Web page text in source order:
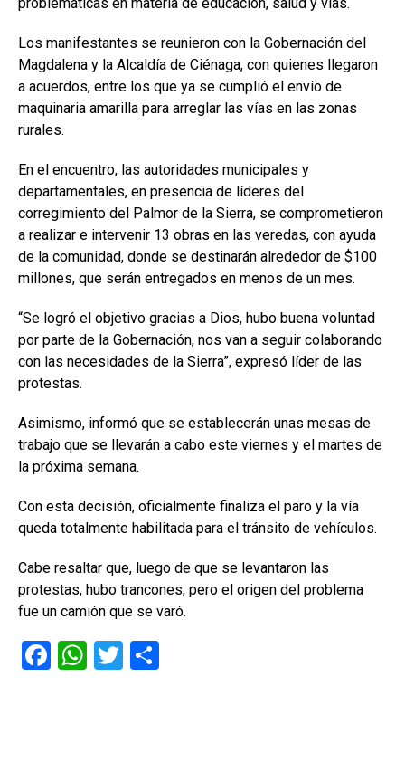
Los manifestantes se reunieron con la Gobernación del
Magdalena y la Alcaldía de Ciénaga, con quienes llegaron
a acuerdos, entre los que ya se cumplió el envío de
maquinaria amarilla para arreglar las vías en las zonas
rurales.
En el encuentro, las autoridades municipales y
departamentales, en presencia de líderes del
corregimiento del Palmor de la Sierra, se comprometieron
a realizar e intervenir 13 obras en las veredas, con ayuda
de la comunidad, donde se destinarán alrededor de $100
millones, que serán entregados en menos de un mes.
“Se logró el objetivo gracias a Dios, hubo buena voluntad
por parte de la Gobernación, nos van a seguir colaborando
con las necesidades de la Sierra”, expresó líder de las
protestas.
Asimismo, informó que se establecerán unas mesas de
trabajo que se llevarán a cabo este viernes y el martes de
la próxima semana.
Con esta decisión, oficialmente finaliza el paro y la vía
queda totalmente habilitada para el tránsito de vehículos.
Cabe resaltar que, luego de que se levantaron las
protestas, hubo trancones, pero el origen del problema
fue un camión que se varó.
F
W T